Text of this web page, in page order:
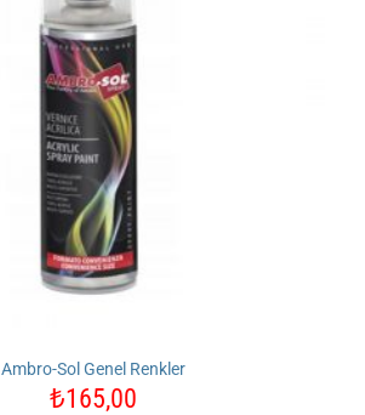
Ambro-Sol Genel Renkler
₺165,00